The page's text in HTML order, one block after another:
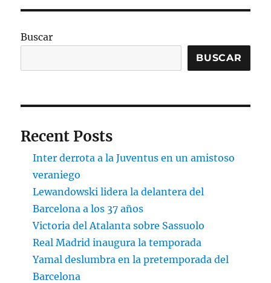
Buscar
BUSCAR
Recent Posts
Inter derrota a la Juventus en un amistoso
veraniego
Lewandowski lidera la delantera del
Barcelona a los 37 años
Victoria del Atalanta sobre Sassuolo
Real Madrid inaugura la temporada
Yamal deslumbra en la pretemporada del
Barcelona